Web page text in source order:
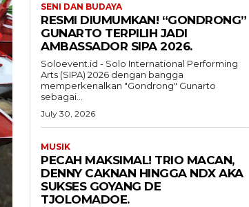
SENI DAN BUDAYA
RESMI DIUMUMKAN! “GONDRONG”
GUNARTO TERPILIH JADI
AMBASSADOR SIPA 2026.
Soloevent.id - Solo International Performing
Arts (SIPA) 2026 dengan bangga
memperkenalkan "Gondrong" Gunarto
sebagai...
July 30, 2026
MUSIK
PECAH MAKSIMAL! TRIO MACAN,
DENNY CAKNAN HINGGA NDX AKA
SUKSES GOYANG DE
TJOLOMADOE.